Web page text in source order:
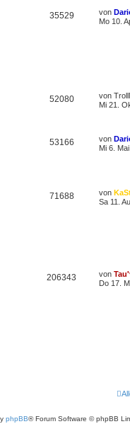
35529 von
Mo 10.
52080 von
Mi 21.
53166 von
Mi 6.
71688 von
Sa 11.
206343 von
Do 17.
phpBB® Forum Software © phpBB